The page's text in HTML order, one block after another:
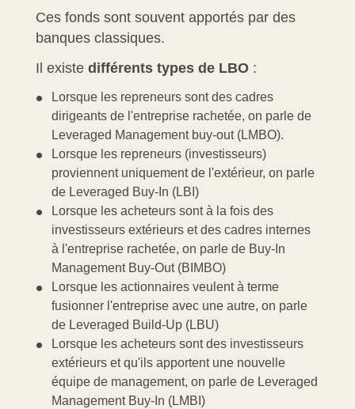
Ces fonds sont souvent apportés par des
banques classiques.
Il existe différents types de LBO :
Lorsque les repreneurs sont des cadres
dirigeants de l'entreprise rachetée, on parle de
Leveraged Management buy-out(LMBO).
Lorsque les repreneurs (investisseurs)
proviennent uniquement de l'extérieur, on parle
de Leveraged Buy-In (LBI)
Lorsque les acheteurs sont à la fois des
investisseurs extérieurs et des cadres internes
à l'entreprise rachetée, on parle de Buy-In
Management Buy-Out(BIMBO)
Lorsque les actionnaires veulent à terme
fusionner l'entreprise avec une autre, on parle
de Leveraged Build-Up (LBU)
Lorsque les acheteurs sont des investisseurs
extérieurs et qu'ils apportent une nouvelle
équipe de management, on parle de Leveraged
Management Buy-In (LMBI)